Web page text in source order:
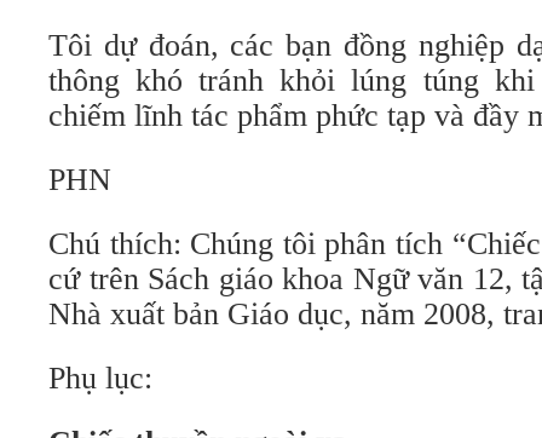
Tôi dự đoán, các bạn đồng nghiệp
thông khó tránh khỏi lúng túng
chiếm lĩnh tác phẩm phức tạp và đầy
PHN
Chú thích: Chúng tôi phân tích
cứ trên Sách giáo khoa Ngữ văn 12,
Nhà xuất bản Giáo dục, năm 2008,
Phụ lục: